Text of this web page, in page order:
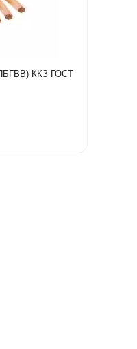
Провод ПУГНП 3х1,5 (ПБГВВ) ККЗ ГОСТ